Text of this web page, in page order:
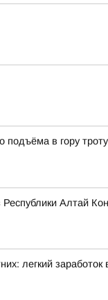
в гору
Алтай
легкий